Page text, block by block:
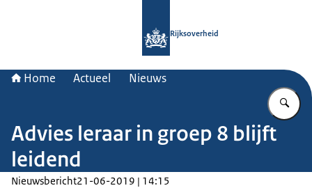
Rijksoverheid
Home Actueel Nieuws
Advies leraar in groep 8 blijft
leidend
Nieuwsbericht21-06-2019 | 14:15